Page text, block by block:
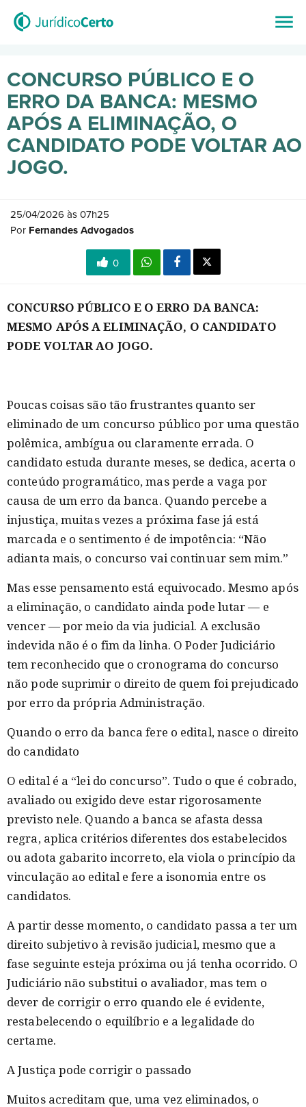
CONCURSO PÚBLICO E O
ERRO DA BANCA: MESMO
APÓS A ELIMINAÇÃO, O
CANDIDATO PODE VOLTAR AO
JOGO.
25/04/2026 às 07h25
Por Fernandes Advogados
0
CONCURSO PÚBLICO E O ERRO DA BANCA:
MESMO APÓS A ELIMINAÇÃO, O CANDIDATO
PODE VOLTAR AO JOGO.
Poucas coisas são tão frustrantes quanto ser
eliminado de um concurso público por uma questão
polêmica, ambígua ou claramente errada. O
candidato estuda durante meses, se dedica, acerta o
conteúdo programático, mas perde a vaga por
causa de um erro da banca. Quando percebe a
injustiça, muitas vezes a próxima fase já está
marcada e o sentimento é de impotência: “Não
adianta mais, o concurso vai continuar sem mim.”
Mas esse pensamento está equivocado. Mesmo após
a eliminação, o candidato ainda pode lutar — e
vencer — por meio da via judicial. A exclusão
indevida não é o fim da linha. O Poder Judiciário
tem reconhecido que o cronograma do concurso
não pode suprimir o direito de quem foi prejudicado
por erro da própria Administração.
Quando o erro da banca fere o edital, nasce o direito
do candidato
O edital é a “lei do concurso”. Tudo o que é cobrado,
avaliado ou exigido deve estar rigorosamente
previsto nele. Quando a banca se afasta dessa
regra, aplica critérios diferentes dos estabelecidos
ou adota gabarito incorreto, ela viola o princípio da
vinculação ao edital e fere a isonomia entre os
candidatos.
A partir desse momento, o candidato passa a ter um
direito subjetivo à revisão judicial, mesmo que a
fase seguinte esteja próxima ou já tenha ocorrido. O
Judiciário não substitui o avaliador, mas tem o
dever de corrigir o erro quando ele é evidente,
restabelecendo o equilíbrio e a legalidade do
certame.
A Justiça pode corrigir o passado
Muitos acreditam que, uma vez eliminados, o